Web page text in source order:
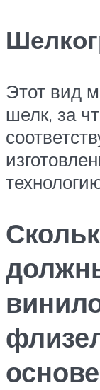
Этот вид
шелк, за